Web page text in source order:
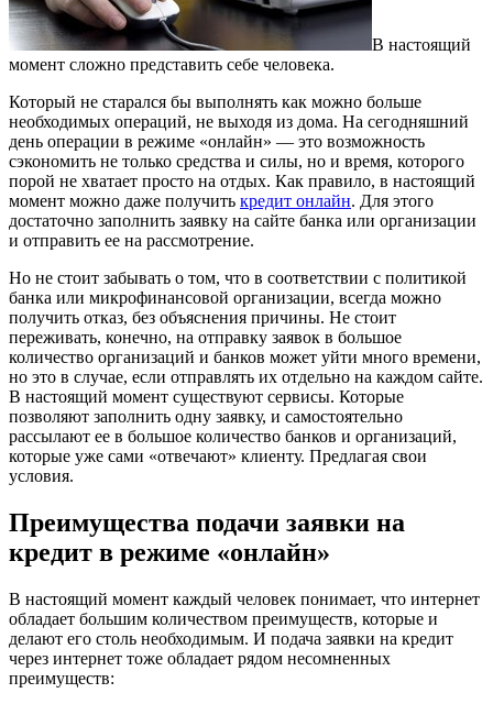
В настоящий
момент сложно представить себе человека.
Который не старался бы выполнять как можно больше
необходимых операций, не выходя из дома. На сегодняшний
день операции в режиме «онлайн» — это возможность
сэкономить не только средства и силы, но и время, которого
порой не хватает просто на отдых. Как правило, в настоящий
момент можно даже получить кредит онлайн. Для этого
достаточно заполнить заявку на сайте банка или организации
и отправить ее на рассмотрение.
Но не стоит забывать о том, что в соответствии с политикой
банка или микрофинансовой организации, всегда можно
получить отказ, без объяснения причины. Не стоит
переживать, конечно, на отправку заявок в большое
количество организаций и банков может уйти много времени,
но это в случае, если отправлять их отдельно на каждом сайте.
В настоящий момент существуют сервисы. Которые
позволяют заполнить одну заявку, и самостоятельно
рассылают ее в большое количество банков и организаций,
которые уже сами «отвечают» клиенту. Предлагая свои
условия.
Преимущества подачи заявки на
кредит в режиме «онлайн»
В настоящий момент каждый человек понимает, что интернет
обладает большим количеством преимуществ, которые и
делают его столь необходимым. И подача заявки на кредит
через интернет тоже обладает рядом несомненных
преимуществ: